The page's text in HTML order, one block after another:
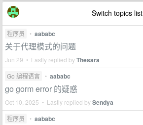
Switch topics list
程序员 • aababc
关于代理模式的问题
Jun 29 • Lastly replied byThesara
Go 编程语言 • aababc
go gorm error 的疑惑
Oct 10, 2025 • Lastly replied bySendya
程序员 • aababc